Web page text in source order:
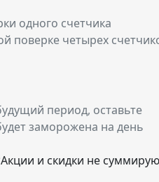
одного счетчика
поверке четырех
период, оставьте
заморожена на день
и скидки не